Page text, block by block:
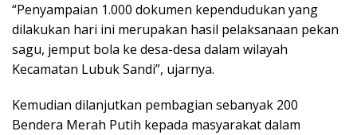
“Penyampaian 1.000 dokumen kependudukan yang
dilakukan hari ini merupakan hasil pelaksanaan pekan
sagu, jemput bola ke desa-desa dalam wilayah
Kecamatan Lubuk Sandi”, ujarnya.
Kemudian dilanjutkan pembagian sebanyak 200
Bendera Merah Putih kepada masyarakat dalam